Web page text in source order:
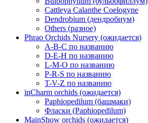
Cattleya Calanthe Coelogyne
Dendrobium (дендробиум)
Others (разное)
Phrao Orchids Nursery (ожидается)
A-B-C по названию
D-E-H по названию
L-M-O по названию
P-R-S по названию
T-V-Z по названию
inCharm orchids (ожидается)
Paphiopedilum (башмаки)
Фласки (Paphiopedilum)
MainShow orchids (ожидается)